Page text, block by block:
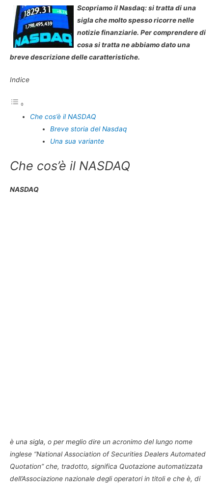
Scopriamo il Nasdaq: si tratta di una
sigla che molto spesso ricorre nelle
notizie finanziarie. Per comprendere di
cosa si tratta ne abbiamo dato una
breve descrizione delle caratteristiche.
Indice
Che cos’è il NASDAQ
Breve storia del Nasdaq
Una sua variante
Che cos’è il NASDAQ
NASDAQ
è una sigla, o per meglio dire un acronimo del lungo nome
inglese “National Association of Securities Dealers Automated
Quotation” che, tradotto, significa Quotazione automatizzata
dell’Associazione nazionale degli operatori in titoli e che è, di